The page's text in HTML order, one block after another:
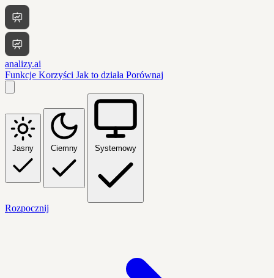
analizy.ai
Funkcje Korzyści Jak to działa Porównaj
Jasny Ciemny Systemowy
Rozpocznij